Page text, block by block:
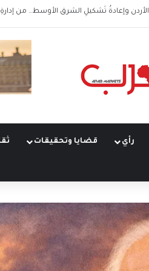
الأردن وإعادةُ تَشكيلِ الشرق الأوسط… من إدارةِ
رأي قضايا وتحقيقات